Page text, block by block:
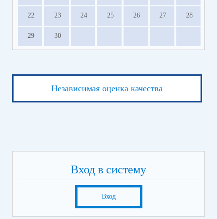
22 23 24 25 26 27 28
29 30
Независимая оценка качества
Вход в систему
Вход